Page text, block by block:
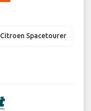
Citroen Spacetourer